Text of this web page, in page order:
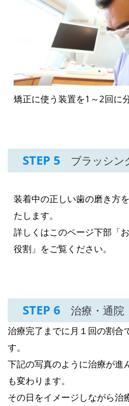
矯正に使う装置を1～2回に
STEP 5 ブラッシン
装着中の正しい歯の磨き方
たします。
詳しくはこのページ下部「
役割」をご覧ください。
STEP 6 治療・通院
治療完了までに月１回の割合
す。
下記の写真のように治療が進
も変わります。
その日をイメージしながら治